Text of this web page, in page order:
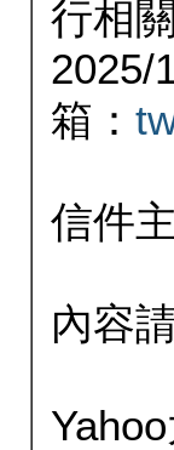
行相
2025/
箱：
信件
內容